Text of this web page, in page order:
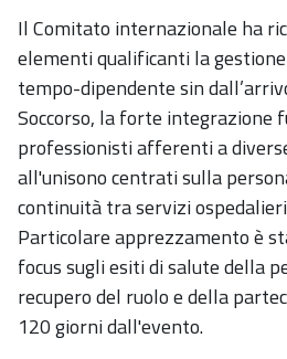
Il Comitato internazionale ha
elementi qualificanti la
tempo-dipendente sin
Soccorso, la forte integrazione
professionisti afferenti a
all'unisono centrati sulla
continuità tra servizi
Particolare apprezzamento è
focus sugli esiti di salute della
recupero del ruolo e della
120 giorni dall'evento.